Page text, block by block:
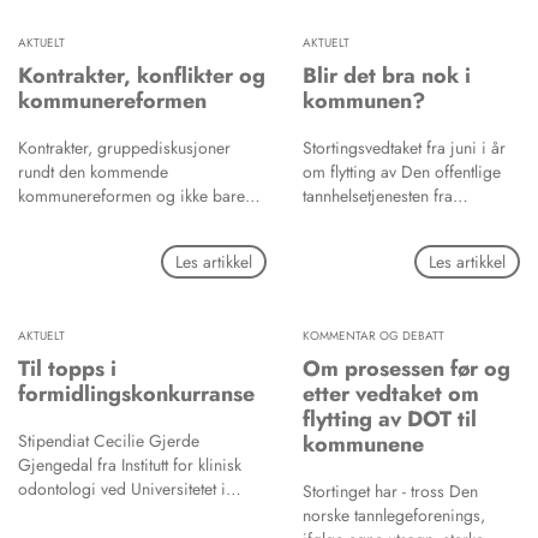
tannstell. Hyppig tannstell utført av
tannlege eller tannpleier gir gode
resultater. Dette tiltaket er i stor
økonomiske ressurser institusjoner
og enkeltpersoner har til rådighet,
og hvordan disse behovene
omfattende studier om tannhelse
blant eldre er nødvendig.
«LOAD»). Sistnevnte utgjør
ca. 98 % av tilfellene.
AKTUELT
Kontrakter, konflikter og
kommunereformen
Kontrakter, gruppediskusjoner
rundt den kommende
kommunereformen og ikke bare
Pasientskadeerstatning (NPE) var
det faglige hovedinnholdet på
Les artikkel
AKTUELT
Blir det bra nok i
kommunen?
Stortingsvedtaket fra juni i år
om flytting av Den offentlige
tannhelsetjenesten fra
nivå opptar offentlig ansatte
tannleger. Først og fremst er
dårligere.
Les artikkel
AKTUELT
Til topps i
formidlingskonkurranse
Stipendiat Cecilie Gjerde
Gjengedal fra Institutt for klinisk
odontologi ved Universitetet i
KOMMENTAR OG DEBATT
Om prosessen før og
etter vedtaket om
flytting av DOT til
kommunene
Stortinget har - tross Den
norske tannlegeforenings,